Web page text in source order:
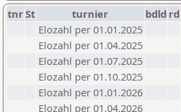
tnrSt turnier bdld rd
Elozahl per 01.01.2025
Elozahl per 01.04.2025
Elozahl per 01.07.2025
Elozahl per 01.10.2025
Elozahl per 01.01.2026
Elozahl per 01.04.2026